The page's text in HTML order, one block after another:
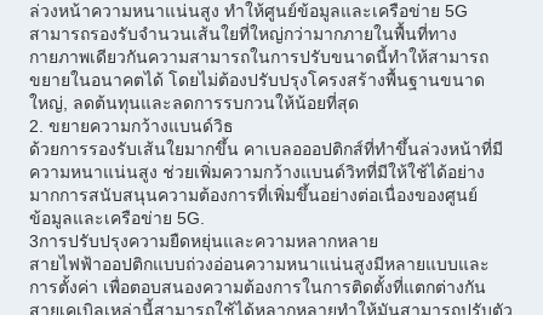
ล่วงหน้าความหนาแน่นสูง ทําให้ศูนย์ข้อมูลและเครือข่าย 5G
สามารถรองรับจํานวนเส้นใยที่ใหญ่กว่ามากภายในพื้นที่ทาง
กายภาพเดียวกันความสามารถในการปรับขนาดนี้ทําให้สามารถ
ขยายในอนาคตได้ โดยไม่ต้องปรับปรุงโครงสร้างพื้นฐานขนาด
ใหญ่, ลดต้นทุนและลดการรบกวนให้น้อยที่สุด
2. ขยายความกว้างแบนด์วิธ
ด้วยการรองรับเส้นใยมากขึ้น คาเบลอออปติกส์ที่ทําขึ้นล่วงหน้าที่มี
ความหนาแน่นสูง ช่วยเพิ่มความกว้างแบนด์วิทที่มีให้ใช้ได้อย่าง
มากการสนับสนุนความต้องการที่เพิ่มขึ้นอย่างต่อเนื่องของศูนย์
ข้อมูลและเครือข่าย 5G.
3การปรับปรุงความยืดหยุ่นและความหลากหลาย
สายไฟฟ้าออปติกแบบถ่วงอ่อนความหนาแน่นสูงมีหลายแบบและ
การตั้งค่า เพื่อตอบสนองความต้องการในการติดตั้งที่แตกต่างกัน
สายเคเบิลเหล่านี้สามารถใช้ได้หลากหลายทําให้มันสามารถปรับตัว